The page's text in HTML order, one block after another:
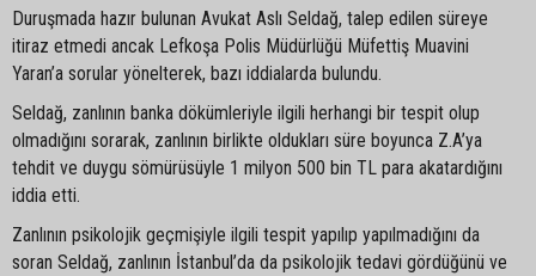
Duruşmada hazır bulunan Avukat Aslı Seldağ, talep edilen süreye
itiraz etmedi ancak Lefkoşa Polis Müdürlüğü Müfettiş Muavini
Yaran’a sorular yönelterek, bazı iddialarda bulundu.
Seldağ, zanlının banka dökümleriyle ilgili herhangi bir tespit olup
olmadığını sorarak, zanlının birlikte oldukları süre boyunca Z.A’ya
tehdit ve duygu sömürüsüyle 1 milyon 500 bin TL para akatardığını
iddia etti.
Zanlının psikolojik geçmişiyle ilgili tespit yapılıp yapılmadığını da
soran Seldağ, zanlının İstanbul’da da psikolojik tedavi gördüğünü ve